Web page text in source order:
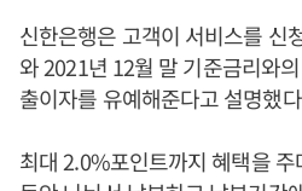
신한은행은 고객이 서비스를 신
와 2021년 12월 말 기준금리와
출이자를 유예해준다고 설명했
최대 2.0%포인트까지 혜택을